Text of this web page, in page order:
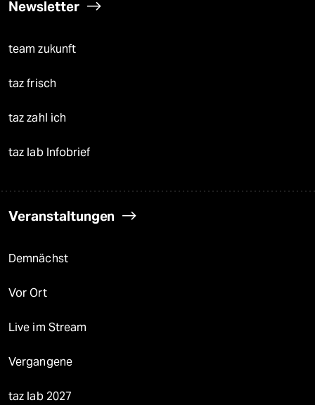
Newsletter
team zukunft
taz frisch
taz zahl ich
taz lab Infobrief
Veranstaltungen
Demnächst
Vor Ort
Live im Stream
Vergangene
taz lab 2027